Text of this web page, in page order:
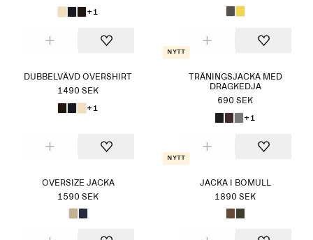
+1
DUBBELVÄVD OVERSHIRT
1490 SEK
+1
Nytt
TRÄNINGSJACKA MED
DRAGKEDJA
690 SEK
+1
OVERSIZE JACKA
1590 SEK
Nytt
JACKA I BOMULL
1890 SEK